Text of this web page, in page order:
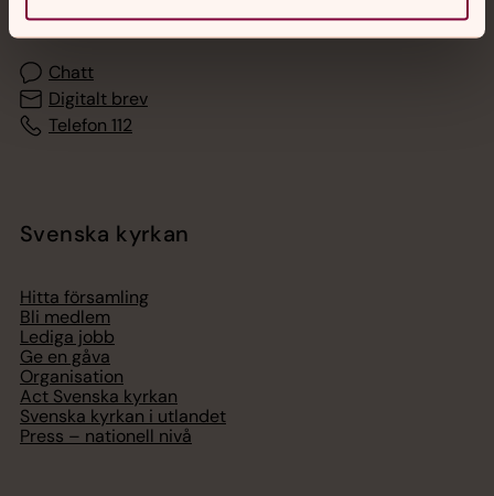
Chatt
Digitalt brev
Telefon 112
Svenska kyrkan
Hitta församling
Bli medlem
Lediga jobb
Ge en gåva
Organisation
Act Svenska kyrkan
Svenska kyrkan i utlandet
Press – nationell nivå